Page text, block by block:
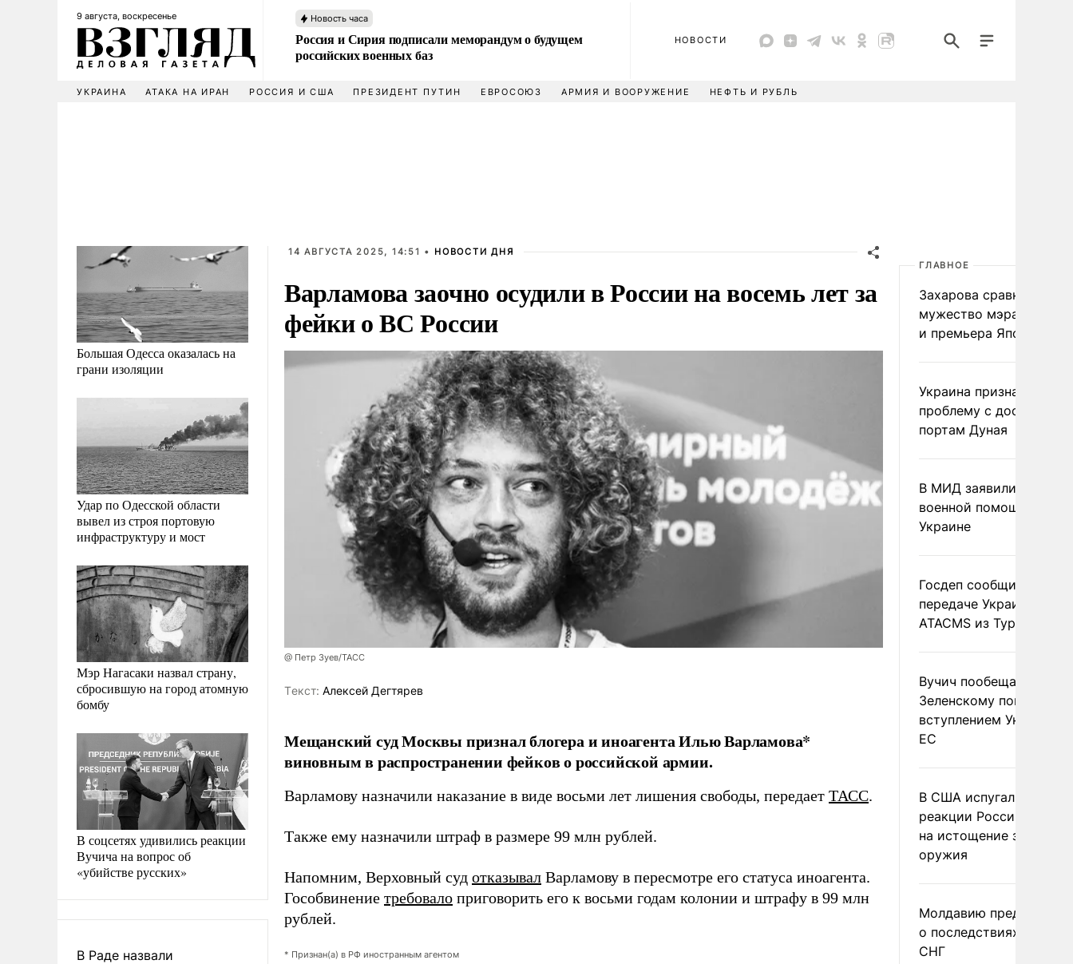
9 августа, воскресенье Новость часа
Россия и Сирия подписали меморандум о будущем
российских военных баз
НОВОСТИ
УКРАИНА АТАКА НА ИРАН РОССИЯ И США ПРЕЗИДЕНТ ПУТИН ЕВРОСОЮЗ АРМИЯ И ВООРУЖЕНИЕ НЕФТЬ И РУБЛЬ
Большая Одесса оказалась на
грани изоляции
Удар по Одесской области
вывел из строя портовую
инфраструктуру и мост
Мэр Нагасаки назвал страну,
сбросившую на город атомную
бомбу
В соцсетях удивились реакции
Вучича на вопрос об
«убийстве русских»
В Раде назвали
14 АВГУСТА 2025, 14:51 • НОВОСТИ ДНЯ
Варламова заочно осудили в России на восемь лет за
фейки о ВС России
@ Петр Зуев/ТАСС
Tекст: Алексей Дегтярев
Мещанский суд Москвы признал блогера и иноагента Илью Варламова*
виновным в распространении фейков о российской армии.
Варламову назначили наказание в виде восьми лет лишения свободы, передает ТАСС.
Также ему назначили штраф в размере 99 млн рублей.
Напомним, Верховный суд отказывал Варламову в пересмотре его статуса иноагента.
Гособвинение требовало приговорить его к восьми годам колонии и штрафу в 99 млн
рублей.
* Признан(а) в РФ иностранным агентом
ГЛАВНОЕ
Захарова сравнила
мужество мэра
и премьера Японии
Украина признала
проблему с доступом к
портам Дуная
В МИД заявили о
военной помощи
Украине
Госдеп сообщил о
передаче Украине
ATACMS из Турции
Вучич пообещал
Зеленскому помочь со
вступлением Украины в
ЕС
В США испугались
реакции России и
на истощение запасов
оружия
Молдавию
о последствиях выхода
СНГ